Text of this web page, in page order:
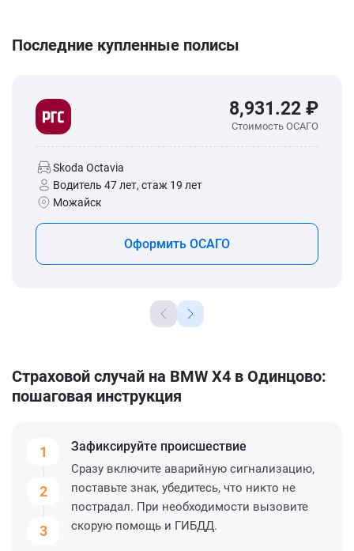
Последние купленные полисы
8,931.22 ₽
Стоимость ОСАГО
Skoda Octavia
Водитель 47 лет, стаж 19 лет
Можайск
Оформить ОСАГО
Страховой случай на BMW X4 в Одинцово:
пошаговая инструкция
1
2
3
Зафиксируйте происшествие
Сразу включите аварийную сигнализацию,
поставьте знак, убедитесь, что никто не
пострадал. При необходимости вызовите
скорую помощь и ГИБДД.